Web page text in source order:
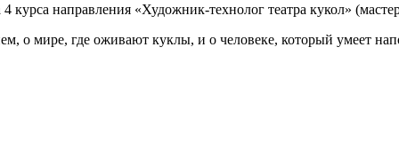
курса направления «Художник-технолог театра кукол»
о мире, где оживают куклы, и о человеке, который умеет